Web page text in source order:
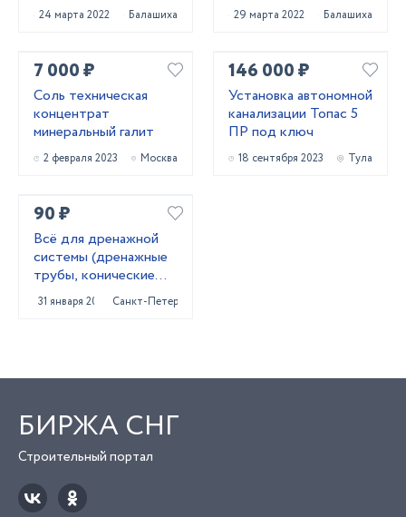
24 марта 2022 Балашиха 29 марта 2022 Балашиха
7 000 ₽
Соль техническая
концентрат
минеральный галит
2 февраля 2023 Москва
146 000 ₽
Установка автономной
канализации Топас 5
ПР под ключ
18 сентября 2023 Тула
90 ₽
Всё для дренажной
системы (дренажные
трубы, конические
колодцы,трубы под
заезд)
31 января 2024 Санкт-Петербург
БИРЖА СНГ
Строительный портал